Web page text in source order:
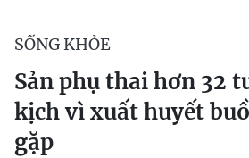
SỐNG KHỎE
Sản phụ thai hơn 32
kịch vì xuất huyết
gặp